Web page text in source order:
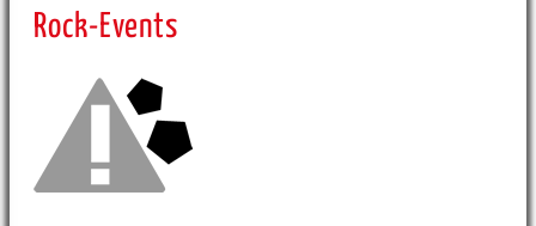
Rock-Events